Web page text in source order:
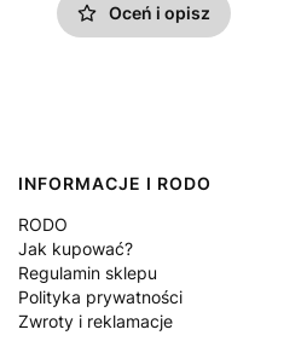
Oceń i opisz
INFORMACJE I RODO
RODO
Jak kupować?
Regulamin sklepu
Polityka prywatności
Zwroty i reklamacje